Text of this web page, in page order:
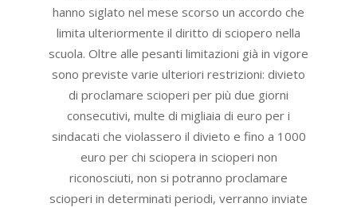
hanno siglato nel mese scorso un accordo che
limita ulteriormente il diritto di sciopero nella
scuola. Oltre alle pesanti limitazioni già in vigore
sono previste varie ulteriori restrizioni: divieto
di proclamare scioperi per più due giorni
consecutivi, multe di migliaia di euro per i
sindacati che violassero il divieto e fino a 1000
euro per chi sciopera in scioperi non
riconosciuti, non si potranno proclamare
scioperi in determinati periodi, verranno inviate